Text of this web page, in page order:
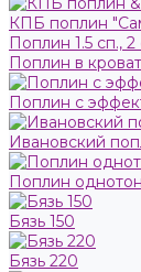
КПБ поплин
Поплин 1.5 сп.,
Поплин в
Поплин с
Ивановский
Поплин
Бязь 150
Бязь 220